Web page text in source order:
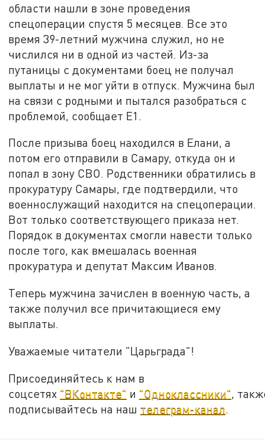
области нашли в зоне проведения
спецоперации спустя 5 месяцев. Все это
время 39-летний мужчина служил, но не
числился ни в одной из частей. Из-за
путаницы с документами боец не получал
выплаты и не мог уйти в отпуск. Мужчина был
на связи с родными и пытался разобраться с
проблемой, сообщает Е1.
После призыва боец находился в Елани, а
потом его отправили в Самару, откуда он и
попал в зону СВО. Родственники обратились в
прокуратуру Самары, где подтвердили, что
военнослужащий находится на спецоперации.
Вот только соответствующего приказа нет.
Порядок в документах смогли навести только
после того, как вмешалась военная
прокуратура и депутат Максим Иванов.
Теперь мужчина зачислен в военную часть, а
также получил все причитающиеся ему
выплаты.
Уважаемые читатели "Царьграда"!
Присоединяйтесь к нам в
соцсетях "ВКонтакте" и "Одноклассники" ,
подписывайтесь на наш телеграм-канал